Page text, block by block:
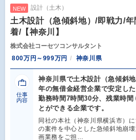
NEW 設計（土木）
土木設計（急傾斜地）/即戦力/
着/【神奈川】
株式会社コーセツコンサルタント
800万円～999万円
神奈川県
仕事
内容
神奈川県で土木設計（急傾斜
年の無借金経営企業で安定し
勤務時間7時間30分、残業時間
とができる企業です。
同社の本社（神奈川県横浜市）
の案件を中心とした急傾斜地崩
画業務をご担…